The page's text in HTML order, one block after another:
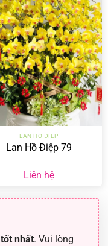
LAN HỒ ĐIỆP
Lan Hồ Điệp 79
Liên hệ
tốt nhất. Vui lòng